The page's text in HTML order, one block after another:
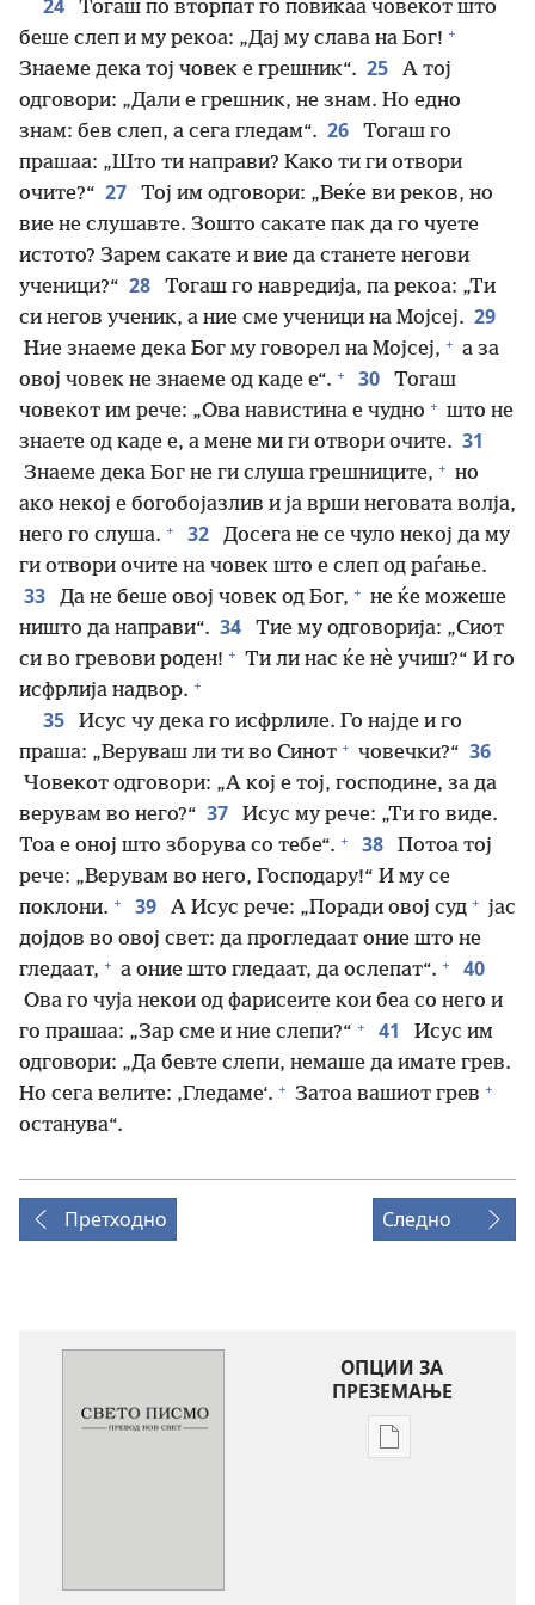
24
Тогаш по вторпат го повикаа човекот што
беше слеп и му рекоа: „Дај му слава на Бог! +
Знаеме дека тој човек е грешник“. 25
А тој
одговори: „Дали е грешник, не знам. Но едно
знам: бев слеп, а сега гледам“. 26
Тогаш го
прашаа: „Што ти направи? Како ти ги отвори
очите?“ 27
Тој им одговори: „Веќе ви реков, но
вие не слушавте. Зошто сакате пак да го чуете
истото? Зарем сакате и вие да станете негови
ученици?“ 28
Тогаш го навредија, па рекоа: „Ти
си негов ученик, а ние сме ученици на Мојсеј. 29
Ние знаеме дека Бог му говорел на Мојсеј, + а за
овој човек не знаеме од каде е“. + 30
Тогаш
човекот им рече: „Ова навистина е чудно + што не
знаете од каде е, а мене ми ги отвори очите. 31
Знаеме дека Бог не ги слуша грешниците, + но
ако некој е богобојазлив и ја врши неговата волја,
него го слуша. + 32
Досега не се чуло некој да му
ги отвори очите на човек што е слеп од раѓање.
33 Да не беше овој човек од Бог, + не ќе можеше
ништо да направи“. 34
Тие му одговорија: „Сиот
си во гревови роден! + Ти ли нас ќе нѐ учиш?“ И го
исфрлија надвор. +
35
Исус чу дека го исфрлиле. Го најде и го
праша: „Веруваш ли ти во Синот + човечки?“ 36
Човекот одговори: „А кој е тој, господине, за да
верувам во него?“ 37
Исус му рече: „Ти го виде.
Тоа е оној што зборува со тебе“. + 38
Потоа тој
рече: „Верувам во него, Господару!“ И му се
поклони. + 39 А Исус рече: „Поради овој суд + јас
дојдов во овој свет: да прогледаат оние што не
гледаат, + а оние што гледаат, да ослепат“. + 40
Ова го чуја некои од фарисеите кои беа со него и
го прашаа: „Зар сме и ние слепи?“ + 41
Исус им
одговори: „Да бевте слепи, немаше да имате грев.
Но сега велите: ‚Гледаме‘. + Затоа вашиот грев +
останува“.
Претходно Следно
ОПЦИИ ЗА
ПРЕЗЕМАЊЕ
Опции